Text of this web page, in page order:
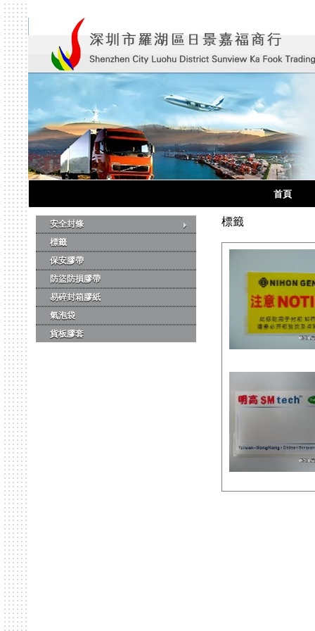
首頁
安全封條
標籤
保安膠帶
防盜防損膠帶
易碎封箱膠紙
氣泡袋
貨板膠套
標籤